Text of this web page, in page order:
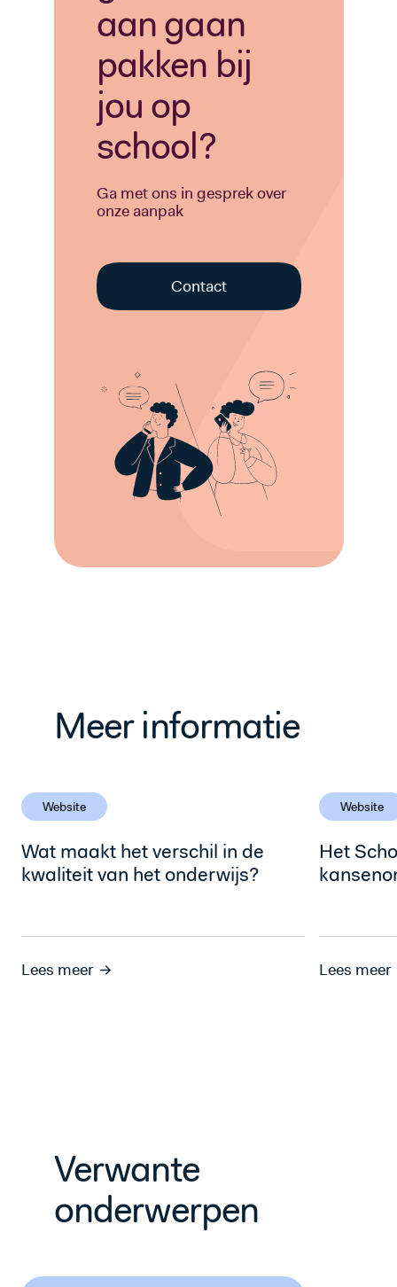
aan gaan
pakken bij
jou op
school?
Ga met ons in gesprek over
onze aanpak
Contact
Meer informatie
Website
Wat maakt het verschil in de
kwaliteit van het onderwijs?
Lees meer
Website
Het
Lees meer
Verwante
onderwerpen